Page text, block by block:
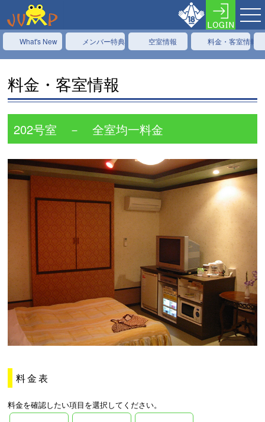
What's New メンバー特典 空室情報 料金・客室情報
料金・客室情報
202号室 － 全室均一料金
料金表
料金を確認したい項目を選択してください。